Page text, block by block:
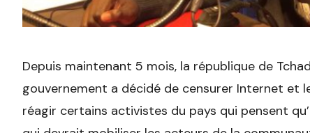
Depuis maintenant 5 mois, la république de
gouvernement a décidé de censurer Internet et
réagir certains activistes du pays qui pensent